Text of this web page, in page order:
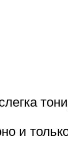
и